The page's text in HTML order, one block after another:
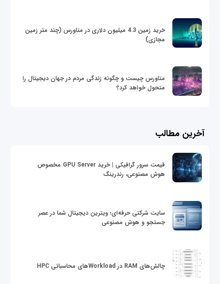
خرید زمین 4.3 میلیون دلاری در متاورس (چند متر زمین
مجازی)
متاورس چیست و چگونه زندگی مردم در جهان دیجیتال را
متحول خواهد کرد؟
آخرین مطالب
قیمت سرور گرافیکی | خرید GPU Server مخصوص
هوش مصنوعی، رندرینگ
سایت شرکتی حرفه‌ای؛ ویترین دیجیتال شما در عصر
جستجو و هوش مصنوعی
چالش‌های RAM در Workloadهای محاسباتی HPC